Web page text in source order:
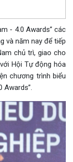
- 4.0 Awards” các
và năm nay để tiếp
chủ trì, giao cho
Hội Tự động hóa
chương trình biểu
Awards”.